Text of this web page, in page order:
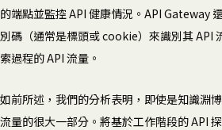
的端點並監控 API 健康情況。API Gateway
別碼（通常是標頭或 cookie）來識別其 API
索過程的 API 流量。
如前所述，我們的分析表明，即使是知識淵
流量的很大一部分。將基於工作階段的 API